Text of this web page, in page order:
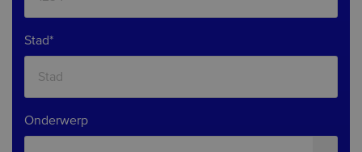
Stad*
Onderwerp